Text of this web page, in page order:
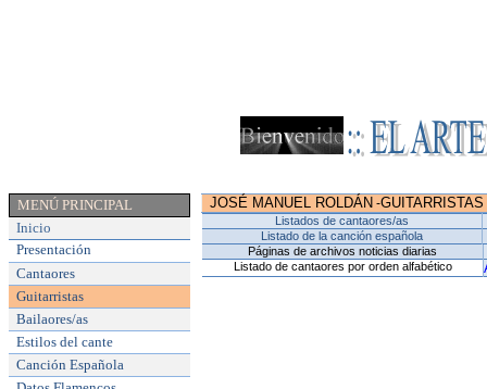
MENÚ PRINCIPAL
Inicio
Presentación
Cantaores
Guitarristas
Bailaores/as
Estilos del cante
Canción Española
JOSÉ MANUEL ROLDÁN -GUITARRISTAS
Listados de cantaores/as
Listado de la canción española
Páginas de archivos noticias diarias
Listado de cantaores por orden alfabético